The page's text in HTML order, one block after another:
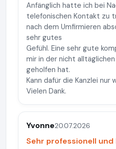
Anfänglich hatte ich bei
telefonischen Kontakt zu
nach dem Umfirmieren
sehr gutes
Gefühl. Eine sehr gute
mir in der nicht
geholfen hat.
Kann dafür die Kanzlei nur
Vielen Dank.
Yvonne20.07.2026
Sehr professionell und